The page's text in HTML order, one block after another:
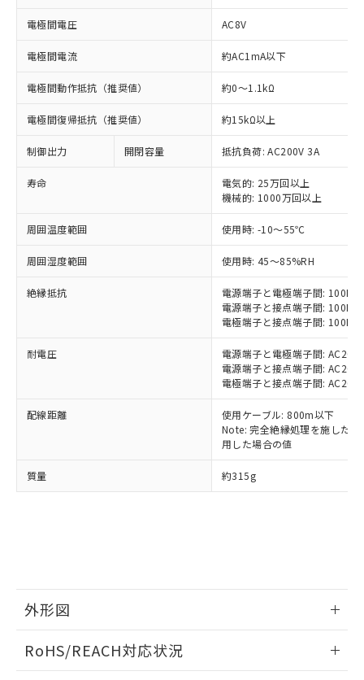
電極間電圧 AC8V
電極間電流 約AC1mA以下
電極間動作抵抗（推奨値） 約0～1.1kΩ
電極間復帰抵抗（推奨値） 約15kΩ以上
制御出力 開閉容量 抵抗負荷: AC200V 3A
寿命
電気的: 25万回以上
機械的: 1000万回以上
周囲温度範囲 使用時: -10～55℃
周囲湿度範囲 使用時: 45～85%RH
絶縁抵抗
電源端子と電極端子間:
電源端子と接点端子間:
電極端子と接点端子間:
耐電圧
電源端子と電極端子間:
電源端子と接点端子間:
電極端子と接点端子間:
配線距離
使用ケーブル: 800m以下
Note: 完全絶縁処理を施した
用した場合の値
質量 約315g
外形図
RoHS/REACH対応状況
ご利用条件
以下の条件をお読みいただき、同意のうえ
ご利用ください。
本サービスは、当社制御機器事業取扱
商品の当社在庫状況および標準価格
(税抜)を提供させていただくもので
当社制御機器事業取扱商品の中には、
本サービスの対象外となる商品もある
ことをご了承ください。
在庫状況および標準価格照会結果は、
記載している更新日時点での社内デー
覧された時点での実際の在庫および標
準価格とは異なる場合があることをご
正式な納期状況および標準価格はお客
様のお取引先、またはお客様担当のオ
ムロン制御機器販売店・当社販売員に
オムロン制御機器販売店や当社販売拠
」をご確認
ビス）をご利用いただくには、I-Web
お客様が当ウェブサイト上で当社にご
登録された部品リストについて、当社
および当社の共同利用者が、当社の製
対応済み：EU RoHS指令（10物質）の
非含有に対応した製品が提供可能な商品で
す。
対応予定：EU RoHS指令（10物質）の非含
有に対応した製品に切り替える予定のある
対応予定なし：EU RoHS指令（10物質）の
非含有に非対応の商品で、対応品を出す予
定はありません。
調査・確認中：EU RoHS指令（10物質）の
非含有の対応状況を調査中または確認中の
非該当品：ライセンス料など無形物で、有
害物質有無と関係のない商品です。
仕入先様の事情により、非含有部品として
いたものが、含有品と判明した場合などや
むを得ず変更することがあります。
鉛(Pb) 1000ppm以下、 水銀(Hg) 1000ppm以下、 カド
六価クロム(Cr(Ⅵ)) 1000ppm以下、ポリ臭化ビフェニル
類(PBB) 1000ppm以下、ポリ臭化ジフェニルエーテル類
(PBDE) 1000ppm以下、フタル酸ビス(2-エチルヘキシ
ル) (DEHP)(別名：DOP) 1000ppm以下、フタル酸ブチ
ルベンジル（BBP） 1000ppm以下、フタル酸ジブチル
（DBP） 1000ppm以下、フタル酸ジイソブチル
但し、RoHS指令で産業用監視および制御機器に対する
フタル酸エステル類の４物質については閾値を超える意
図的な使用がないことを確認しています。
※3 非含有証明書ダウンロード
基準値以下であることを示します。
「×」：最大均質材料含有率が中国RoHSの
基準値を超えていることを示します。
「－」：未確認です。当社販売部門へお問
*中国RoHS10物質の基準値 (GB/T26572)：
Pb(鉛) :1000ppm、 Hg(水銀) : 1000ppm、 Cd(カドミウ
Cr(Ⅵ)(六価クロム) : 1000ppm、 PBBs(ポリ臭化ビフェ
ニル類) : 1000ppm、 PBDEs(ポリ臭化ジフェニルエーテ
DBP(フタル酸ジブチル) : 1000ppm、 DIBP(フタル酸ジ
イソブチル) : 1000ppm、 BBP(フタル酸ブチルベンジ
DEHP(フタル酸ビス(2-エチルヘキシル)) : 1000ppm
※2 環境保護使用期限
「－」：未確認です。当社販売部門へお問
い合わせください。
当社は、これら貴社製品のうち、外国
為替および外国貿易法に定める商品
（以下｢規制貨物等」という）を輸出
または国外への提供する場合は、日本
国政府の輸出許可(または役務取引許
可)を取得するなどの必要な手続きを
当社は規制貨物を破棄する場合は、完
全に破砕するなど、違法に輸出されな
いよう必要な手段を講じます。
当社は貴社製品を、核兵器、ミサイ
ル、化学兵器、生物兵器またはその他
武器並びにこれらの製造装置等に一切
一定数以上の在庫あり
一定数には満たないが在庫あり
いては、お客様のお取引先、ま
白
情報を公開していない機種